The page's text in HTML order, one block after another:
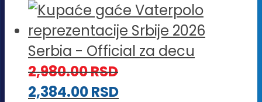
Serbia - Official za decu
2,980.00RSD
2,384.00RSD